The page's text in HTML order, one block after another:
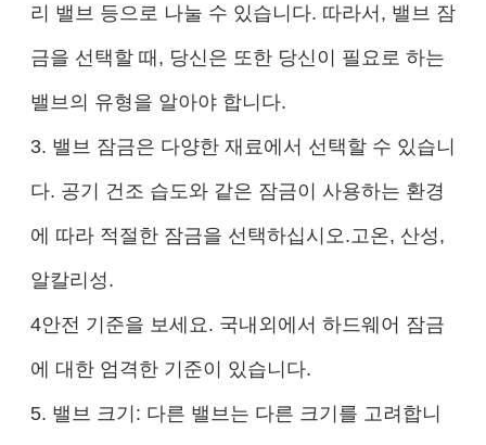
리 밸브 등으로 나눌 수 있습니다. 따라서, 밸브 잠
금을 선택할 때, 당신은 또한 당신이 필요로 하는
밸브의 유형을 알아야 합니다.
3. 밸브 잠금은 다양한 재료에서 선택할 수 있습니
다. 공기 건조 습도와 같은 잠금이 사용하는 환경
에 따라 적절한 잠금을 선택하십시오.고온, 산성,
알칼리성.
4안전 기준을 보세요. 국내외에서 하드웨어 잠금
에 대한 엄격한 기준이 있습니다.
5. 밸브 크기: 다른 밸브는 다른 크기를 고려합니